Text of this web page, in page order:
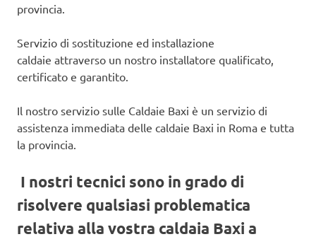
provincia.
Servizio di sostituzione ed installazione
caldaie attraverso un nostro installatore qualificato,
certificato e garantito.
Il nostro servizio sulle Caldaie Baxi è un servizio di
assistenza immediata delle caldaie Baxi in Roma e tutta
la provincia.
I nostri tecnici sono in grado di
risolvere qualsiasi problematica
relativa alla vostra caldaia Baxi a